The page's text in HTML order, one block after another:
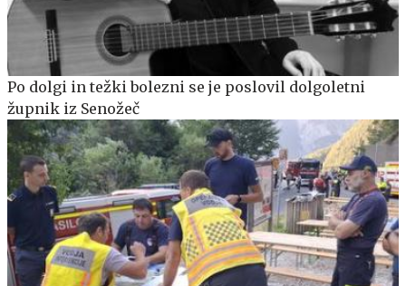
Po dolgi in težki bolezni se je poslovil dolgoletni
župnik iz Senožeč